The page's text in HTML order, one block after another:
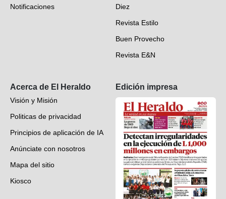
Videos
Notificaciones
Diez
Revista Estilo
Buen Provecho
Revista E&N
Acerca de El Heraldo
Visión y Misión
Politicas de privacidad
Principios de aplicación de IA
Anúnciate con nosotros
Mapa del sitio
Kiosco
Edición impresa